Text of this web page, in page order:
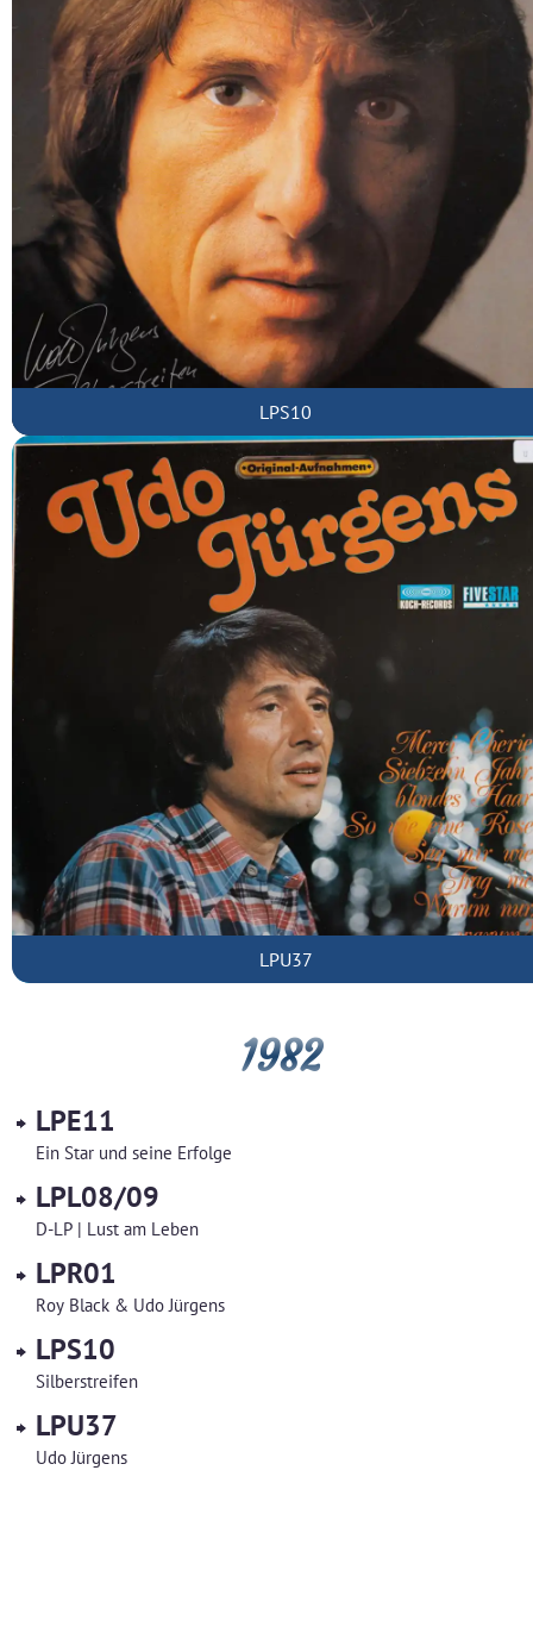
LPS10
LPU37
1982
LPE11
Ein Star und seine Erfolge
LPL08/09
D-LP | Lust am Leben
LPR01
Roy Black & Udo Jürgens
LPS10
Silberstreifen
LPU37
Udo Jürgens